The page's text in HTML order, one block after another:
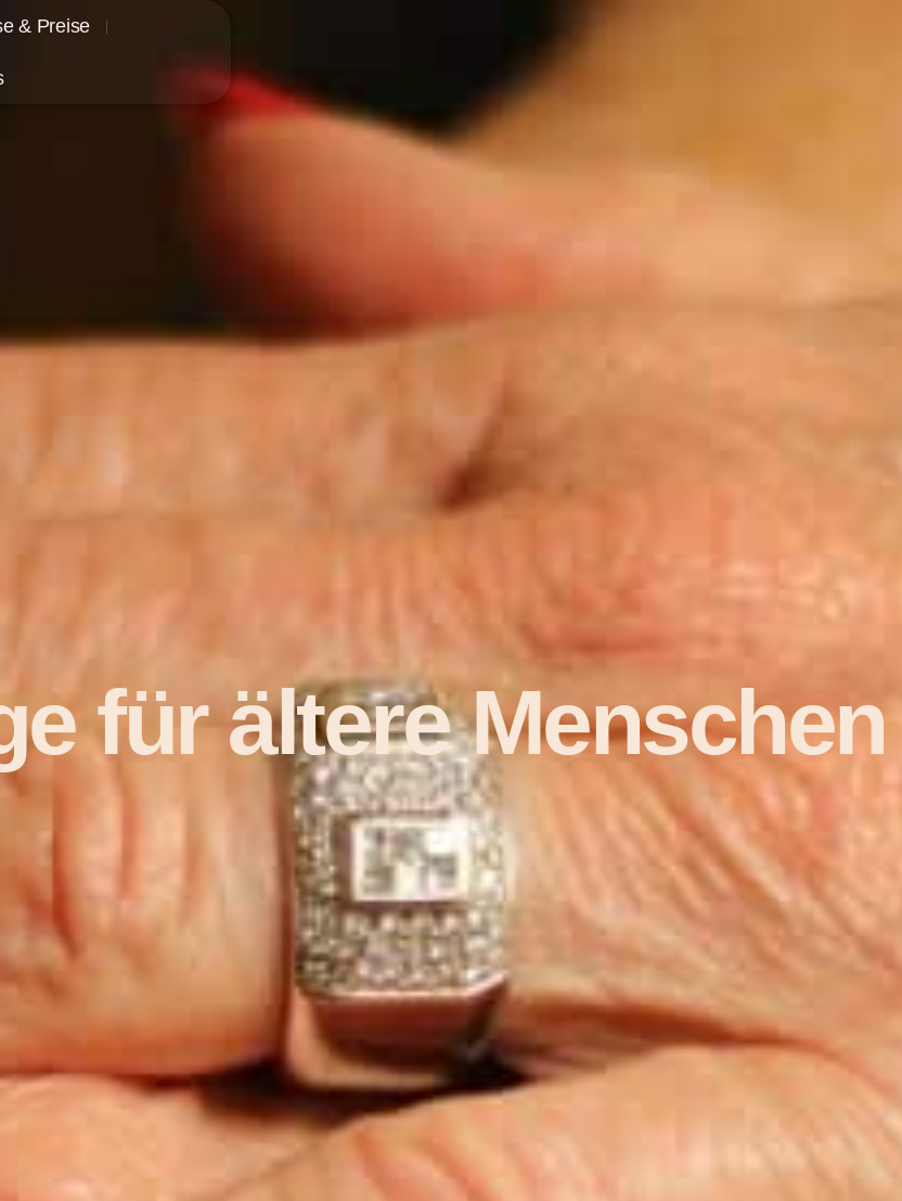
& Preise
für ältere Menschen